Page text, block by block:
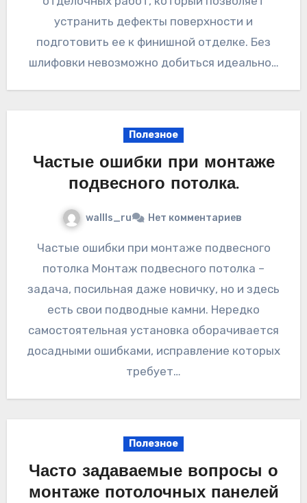
устранить дефекты поверхности и
подготовить ее к финишной отделке. Без
шлифовки невозможно добиться идеально…
Полезное
Частые ошибки при монтаже
подвесного потолка.
wallls_ru Нет комментариев
Частые ошибки при монтаже подвесного
потолка Монтаж подвесного потолка –
задача, посильная даже новичку, но и здесь
есть свои подводные камни. Нередко
самостоятельная установка оборачивается
досадными ошибками, исправление которых
требует…
Полезное
Часто задаваемые вопросы о
монтаже потолочных панелей